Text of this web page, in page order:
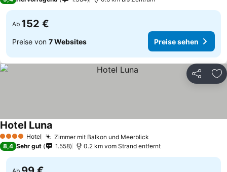
Ab 152 €
Preise von 7 Websites Preise sehen
Teilen
4 Sterne Hotel Zimmer mit Balkon und Meerblick
Hotel Luna
8,4 Sehr gut 1.558 0.2 km vom Strand entfernt
Ab